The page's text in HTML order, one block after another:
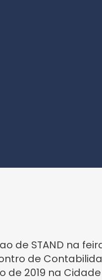
de STAND na
de
de 2019 na